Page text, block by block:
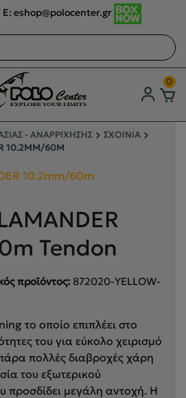
E:eshop@polocenter.gr
0
- ΑΝΑΡΡΙΧΗΣΗΣ
ΣΧΟΙΝΙΑ
10.2MM/60M
Tendon
προϊόντος: 872020-YELLOW-
το οποίο επιπλέει στο
του για εύκολο χειρισμό
πολλές διαβροχές χάρη
του εξωτερικού
προσδίδει μεγάλη αντοχή. Η